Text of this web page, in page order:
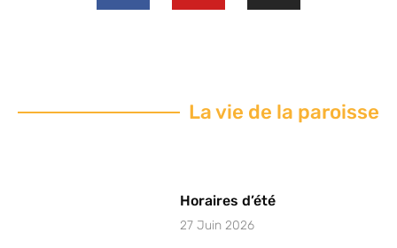
La vie de la paroisse
Horaires d’été
27 Juin 2026